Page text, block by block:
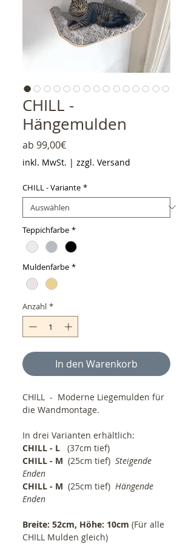
CHILL -
Hängemulden
ab 99,00€Sale-Preis
inkl. MwSt. | zzgl. Versand
CHILL - Variante *
Teppichfarbe *
Muldenfarbe *
Anzahl *
In den Warenkorb
CHILL - Moderne Liegemulden für
die Wandmontage.
In drei Varianten erhältlich:
CHILL - L (37cm tief)
CHILL - M (25cm tief) Steigende
Enden
CHILL - M (25cm tief) Hängende
Enden
Breite: 52cm, Höhe: 10cm (Für alle
CHILL Mulden gleich)